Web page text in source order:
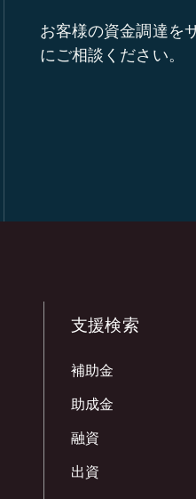
お客様の資金調達を
にご相談ください。
支援検索
補助金
助成金
融資
出資